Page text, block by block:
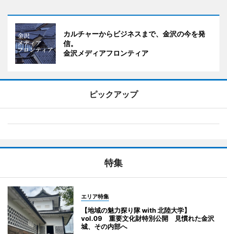
カルチャーからビジネスまで、金沢の今を発
信。
金沢メディアフロンティア
ピックアップ
特集
エリア特集
【地域の魅力探り隊 with 北陸大学】
vol.09 重要文化財特別公開 見慣れた金沢
城、その内部へ